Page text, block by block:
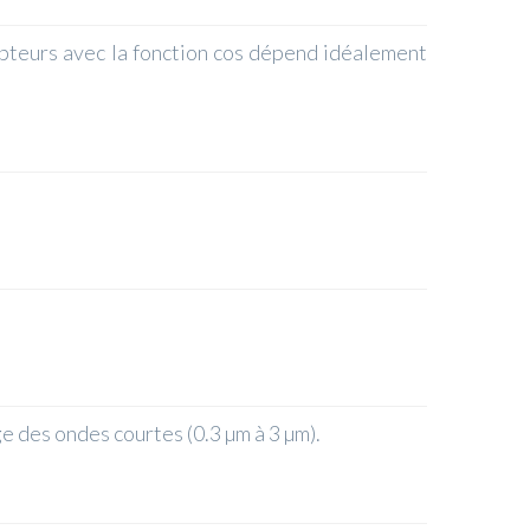
avec la fonction cos dépend idéalement
ondes courtes (0.3 µm à 3 µm).